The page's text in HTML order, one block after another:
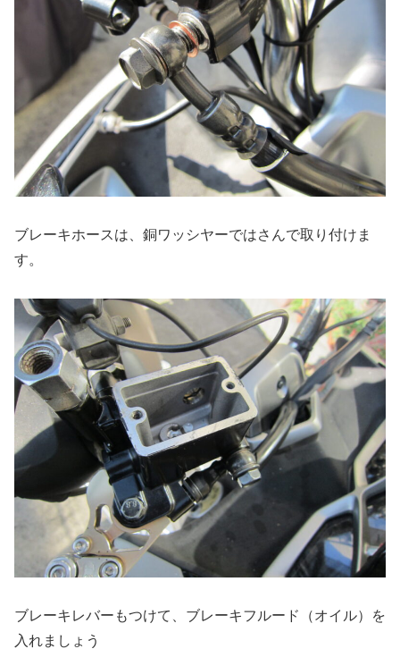
ブレーキホースは、銅ワッシヤーではさんで取り付けま
す。
ブレーキレバーもつけて、ブレーキフルード（オイル）を
入れましょう